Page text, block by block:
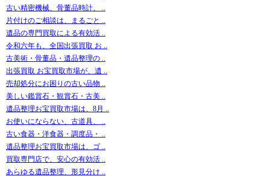
古い精密機械、骨董品時計、 ..
片付けのご相談は、まるごと ..
遺品の専門買取による有効活 ..
令和六年も、全国出張買取 お ..
古美術・骨董品・遺品整理の ..
出張買取 お宝買取市場が、遺 ..
売却処分にお困りの古い品物 ..
美しい鑑賞石・観賞石・古美 ..
遺品整理お宝買取市場は、8月 ..
お使いにならない、古道具、 ..
古い食器・洋食器・調度品・ ..
遺品整理お宝買取市場は、ゴ ..
買取専門店で、安心の有効活 ..
あらゆる遺品整理、形見分け ..